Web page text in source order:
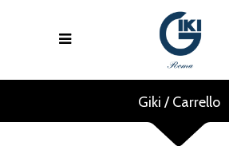
Giki /Carrello